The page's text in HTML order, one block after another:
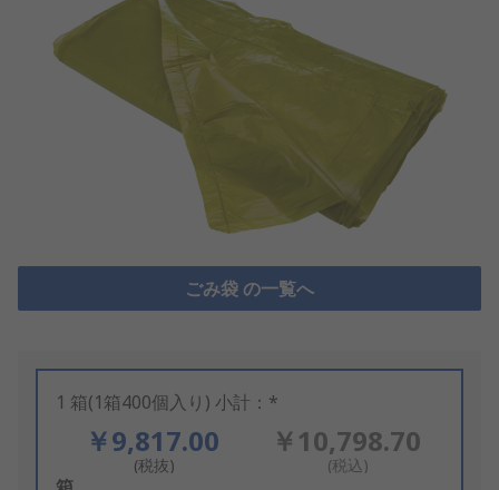
ごみ袋 の一覧へ
1 箱(1箱400個入り) 小計：*
￥9,817.00
(税抜)
￥10,798.70
(税込)